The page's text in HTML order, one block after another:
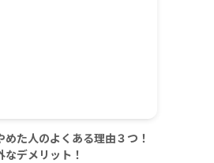
た人のよくある理由３つ！
デメリット！